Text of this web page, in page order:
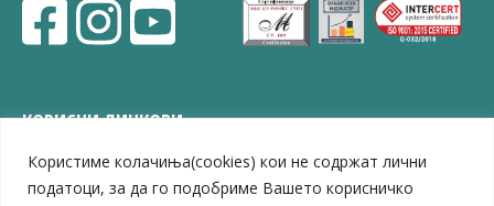
Користиме колачиња(cookies) кои не содржат лични
податоци, за да го подобриме Вашето корисничко
КОРИСНИ ЛИНКОВИ
ЗЕЛС – Заедница на единиците на локална самоуправа
Центар за развој на Вардарски плански регион